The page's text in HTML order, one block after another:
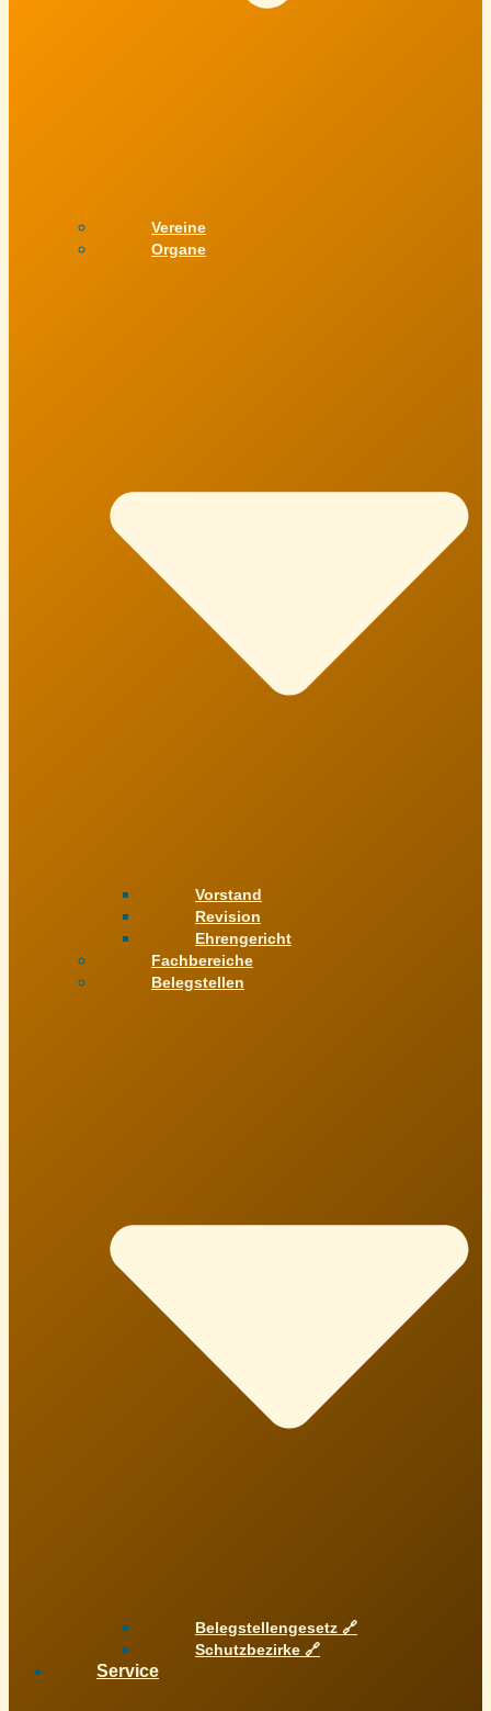
Vereine
Organe
Vorstand
Revision
Ehrengericht
Fachbereiche
Belegstellen
Belegstellengesetz 🔗
Schutzbezirke 🔗
Service